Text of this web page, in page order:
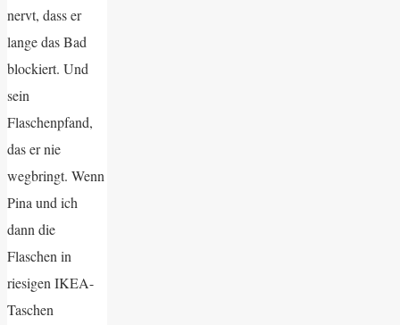
nervt, dass er
lange das Bad
blockiert. Und
sein
Flaschenpfand,
das er nie
wegbringt. Wenn
Pina und ich
dann die
Flaschen in
riesigen IKEA-
Taschen